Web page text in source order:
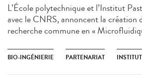
L’École polytechnique et l’Institut
avec le CNRS, annoncent la création
recherche commune en «
BIO-INGÉNIERIE PARTENARIAT